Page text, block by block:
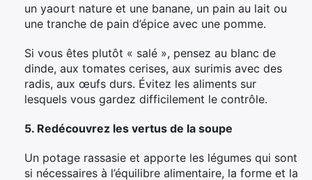
un yaourt nature et une banane, un pain au lait ou
une tranche de pain d’épice avec une pomme.
Si vous êtes plutôt « salé », pensez au blanc de
dinde, aux tomates cerises, aux surimis avec des
radis, aux œufs durs. Évitez les aliments sur
lesquels vous gardez difficilement le contrôle.
5. Redécouvrez les vertus de la soupe
Un potage rassasie et apporte les légumes qui sont
si nécessaires à l’équilibre alimentaire, la forme et la